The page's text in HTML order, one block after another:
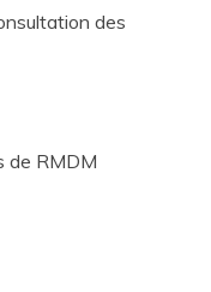
des
de RMDM